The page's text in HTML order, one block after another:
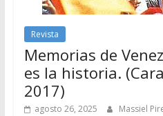
Revista
Memorias de
es la historia.
2017)
agosto 26, 2025 Massiel